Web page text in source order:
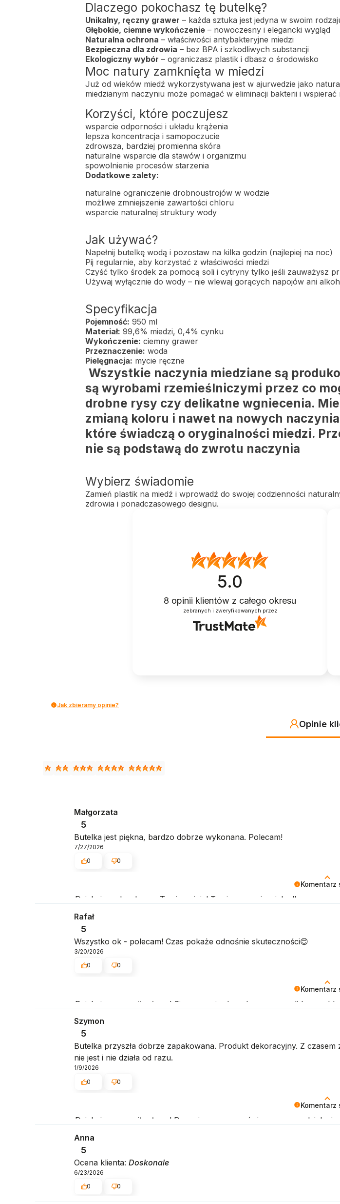
Dlaczego pokochasz tę butelkę?
Unikalny, ręczny grawer – każda sztuka jest jedyna w swoim
Głębokie, ciemne wykończenie– nowoczesny i elegancki wygląd
Naturalna ochrona – właściwości antybakteryjne miedzi
Bezpieczna dla zdrowia – bez BPA i szkodliwych substancji
Ekologiczny wybór – ograniczasz plastik i dbasz o środowisko
Moc natury zamknięta w miedzi
Już od wieków miedź wykorzystywana jest w ajurwedzie jako
miedzianym naczyniu może pomagać w eliminacji bakterii i
Korzyści, które poczujesz
wsparcie odporności i układu krążenia
lepsza koncentracja i samopoczucie
zdrowsza, bardziej promienna skóra
naturalne wsparcie dla stawów i organizmu
spowolnienie procesów starzenia
Dodatkowe zalety:
naturalne ograniczenie drobnoustrojów w wodzie
możliwe zmniejszenie zawartości chloru
wsparcie naturalnej struktury wody
Jak używać?
Napełnij butelkę wodą i pozostaw na kilka godzin (najlepiej na noc)
Pij regularnie, aby korzystać z właściwości miedzi
Czyść tylko środek za pomocą soli i cytryny tylko jeśli zauważysz
Używaj wyłącznie do wody – nie wlewaj gorących napojów ani
Specyfikacja
Pojemność: 950 ml
Materiał: 99,6% miedzi, 0,4% cynku
Wykończenie: ciemny grawer
Przeznaczenie: woda
Pielęgnacja: mycie ręczne
Wszystkie naczynia miedziane są
są wyrobami rzemieślniczymi przez co
drobne rysy czy delikatne wgniecenia.
zmianą koloru i nawet na nowych
które świadczą o oryginalności miedzi.
nie są podstawą do zwrotu naczynia
Wybierz świadomie
Zamień plastik na miedź i wprowadź do swojej codzienności
zdrowia i ponadczasowego designu.
5.0
8 opinii klientów z całego okresu
zebranych i zweryfikowanych przez
Jak zbieramy opinie?
Opinie
Komentarz
Dziękujemy bardzo za Twoją opinię! Twoja recenzja wiele dla nas
pozdrowieniami, obsługa sklepu.
Małgorzata
5
Butelka jest piękna, bardzo dobrze wykonana. Polecam!
7/27/2026
0
0
Komentarz
Dziękujemy za miłe słowa! Cieszymy się, że zakup przeszedł
Rafał
5
Wszystko ok - polecam! Czas pokaże odnośnie skuteczności😊
3/20/2026
0
0
Komentarz
Dziękujemy za miłe słowa! Doceniamy czas poświęcony na
Szymon
5
Butelka przyszła dobrze zapakowana. Produkt dekoracyjny. Z
nie jest i nie działa od razu.
1/9/2026
0
0
Anna
5
Ocena klienta: Doskonale
6/23/2026
0
0